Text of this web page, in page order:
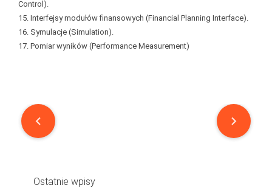
Control).
15. Interfejsy modułów finansowych (Financial Planning Interface).
16. Symulacje (Simulation).
17. Pomiar wyników (Performance Measurement)
Post
Ostatnie wpisy